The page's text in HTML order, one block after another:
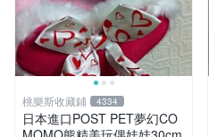
桃樂斯收藏鋪 4334
日本進口POST PET夢幻CO